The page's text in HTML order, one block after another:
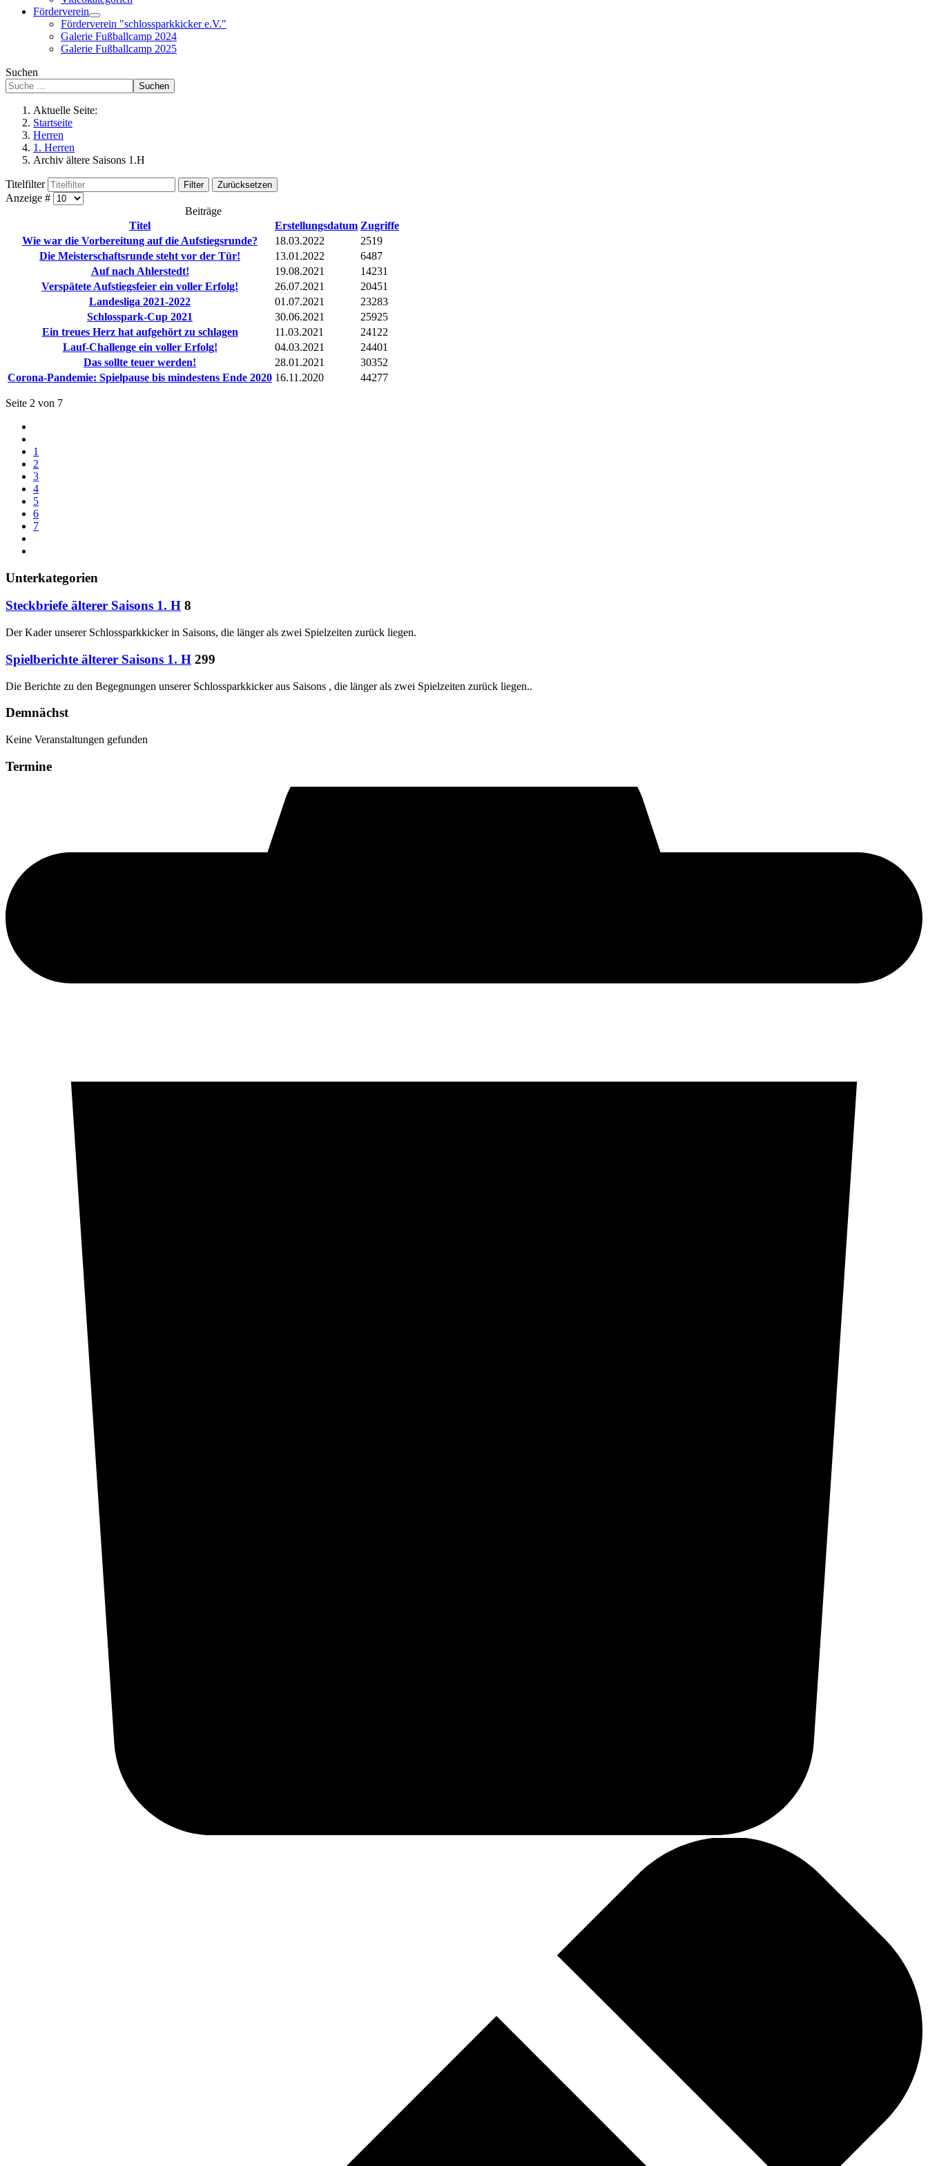
Förderverein
Förderverein "schlossparkkicker e.V."
Galerie Fußballcamp 2024
Galerie Fußballcamp 2025
Suchen
Suchen
Aktuelle Seite:
Startseite
Herren
1. Herren
Archiv ältere Saisons 1.H
Titelfilter Filter Zurücksetzen
Anzeige #
Beiträge
Titel
Erstellungsdatum Zugriffe
Wie war die Vorbereitung auf die Aufstiegsrunde?
18.03.2022
2519
Die Meisterschaftsrunde steht vor der Tür!
13.01.2022
6487
Auf nach Ahlerstedt!
19.08.2021
14231
Verspätete Aufstiegsfeier ein voller Erfolg!
26.07.2021
20451
Landesliga 2021-2022
01.07.2021
23283
Schlosspark-Cup 2021
30.06.2021
25925
Ein treues Herz hat aufgehört zu schlagen
11.03.2021
24122
Lauf-Challenge ein voller Erfolg!
04.03.2021
24401
Das sollte teuer werden!
28.01.2021
30352
Corona-Pandemie: Spielpause bis mindestens Ende 2020 16.11.2020 44277
Seite 2 von 7
1
2
3
4
5
6
7
Unterkategorien
Steckbriefe älterer Saisons 1. H 8
Der Kader unserer Schlossparkkicker in Saisons, die länger als zwei Spielzeiten zurück liegen.
Spielberichte älterer Saisons 1. H 299
Die Berichte zu den Begegnungen unserer Schlossparkkicker aus Saisons , die länger als zwei Spielzeiten zurück liegen..
Demnächst
Keine Veranstaltungen gefunden
Termine